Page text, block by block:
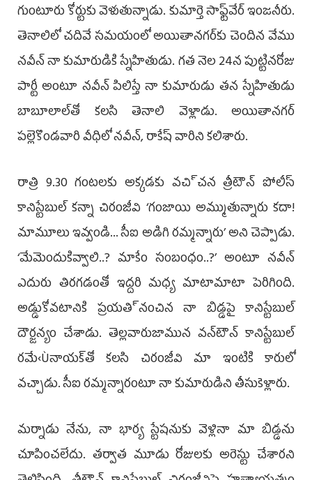
గుంటూరు కోర్టుకు వెళుతున్నాడు. కుమార్తె సాఫ్ట్‌వేర్‌ ఇంజనీరు.
తెనాలిలో చదివే సమయంలో అయితానగర్‌కు చెందిన వేము
నవీన్‌ నా కుమారుడికి స్నేహితుడు. గత నెల 24న పుట్టినరోజు
పార్టీ అంటూ నవీన్‌ పిలిస్తే నా కుమారుడు తన స్నేహితుడు
బాబూలాల్‌తో కలసి తెనాలి వెళ్లాడు. అయితానగర్‌
పల్లెకొండవారి వీధిలో నవీన్, రాకేష్‌ వారిని కలిశారు.
రాత్రి 9.30 గంటలకు అక్కడకు వచి్చన త్రీటౌన్‌ పోలీస్‌
కానిస్టేబుల్‌ కన్నా చిరంజీవి ‘గంజాయి అమ్ముతున్నారు కదా!
మామూలు ఇవ్వండి... సీఐ అడిగి రమ్మన్నారు’ అని చెప్పాడు.
‘మేమెందుకివ్వాలి..? మాకేం సంబంధం..?’ అంటూ నవీన్‌
ఎదురు తిరగడంతో ఇద్దరి మధ్య మాటామాటా పెరిగింది.
అడ్డుకోవటానికి ప్రయతి్నంచిన నా బిడ్డపై కానిస్టేబుల్‌
దౌర్జన్యం చేశాడు. తెల్లవారుజామున వన్‌టౌన్‌ కానిస్టేబుల్‌
రమే‹Ùనాయక్‌తో కలసి చిరంజీవి మా ఇంటికి కారులో
వచ్చాడు. సీఐ రమ్మన్నారంటూ నా కుమా­రుడిని తీసుకెళ్లారు.
మర్నాడు నేను, నా భార్య స్టేషనుకు వెళ్లినా మా బిడ్డను
చూపించలేదు. తర్వాత మూడు రోజులకు అరెస్టు చేశారని